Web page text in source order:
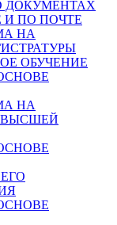
ДОКУМЕНТАХ
ПО ПОЧТЕ
НА
ОБУЧЕНИЕ
НА
ВЫСШЕЙ